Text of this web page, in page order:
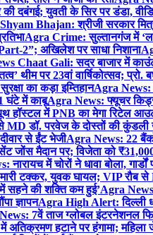
दबंगई; युवती के सिर पर डंडा,
Bhajan: श्रीजी सरकार
Agra Crime: सुल्तानगंज में
2”; अखिलेश पर साधा निशाना
Chaat Gali: सदर बाजार में
थीम पर 23वां वार्षिकोत्सव; प्रो.
का कड़ा इम्तिहानAgra News:
घंटे में काबूAgra News: फ्यूचर
हॉस्टल में PNB का मेगा रिटेल
डॉ. परवेज के दोस्तों की कुंडली
से ईंट भेजीAgra News: 22
जोंस मैदान पर; विजेता को
नारायच में चोरों ने धावा बोला,
टक्कर, युवक घायल; VIP रौब से
में सहने की शक्ति कम हुई’Agra
ज्ञापनAgra High Alert: दिल्ली
7वें ताज ग्लोबल इंटरनेशनल
हटाने पर हंगामा; महिला